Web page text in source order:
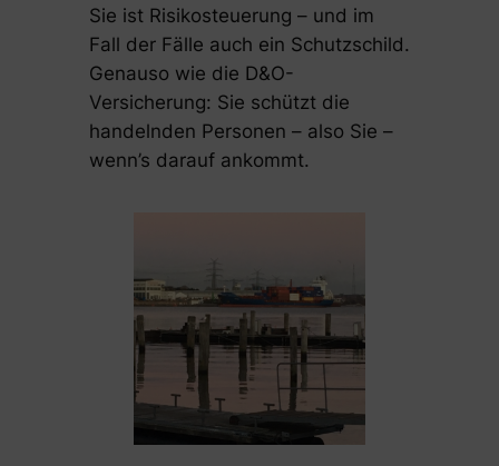
Sie ist Risikosteuerung – und im
Fall der Fälle auch ein Schutzschild.
Genauso wie die D&O-
Versicherung: Sie schützt die
handelnden Personen – also Sie –
wenn’s darauf ankommt.